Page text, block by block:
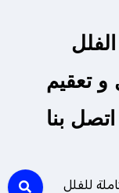
تعقيم
بنا
للفلل